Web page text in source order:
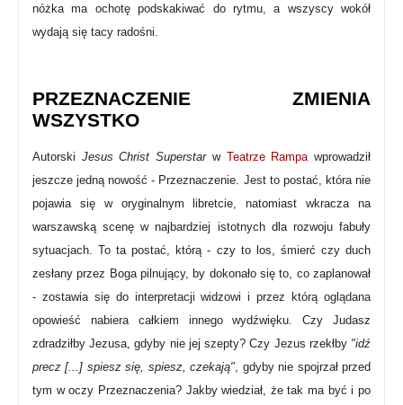
nóżka ma ochotę podskakiwać do rytmu, a wszyscy wokół
wydają się tacy radośni.
PRZEZNACZENIE ZMIENIA
WSZYSTKO
Autorski Jesus Christ Superstarw Teatrze Rampa wprowadził
jeszcze jedną nowość - Przeznaczenie. Jest to postać, która nie
pojawia się w oryginalnym libretcie, natomiast wkracza na
warszawską scenę w najbardziej istotnych dla rozwoju fabuły
sytuacjach.To ta postać, którą - czy to los, śmierć czy duch
zesłany przez Boga pilnujący, by dokonało się to, co zaplanował
- zostawia się do interpretacji widzowi i przez którą oglądana
opowieść nabiera całkiem innego wydźwięku. Czy Judasz
zdradziłby Jezusa, gdyby nie jej szepty? Czy Jezus rzekłby "idź
precz [...] spiesz się, spiesz, czekają" , gdyby nie spojrzał przed
tym w oczy Przeznaczenia? Jakby wiedział, że tak ma być i po